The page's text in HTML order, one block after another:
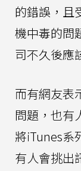
的錯誤，且
機中毒的問
司不久後應
而有網友表
問題，也有
將iTunes系
有人會挑出